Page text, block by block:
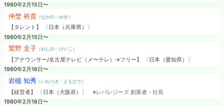
1980年2月15日〜
仲埜 裕貴（なかの・ゆき）
【タレント】 〔日本（兵庫県）〕
1980年2月15日〜
鷲野 圭子（わしの・けいこ）
【アナウンサー/名古屋テレビ（メ〜テレ）→フリー】 〔日本（愛知県）〕
1980年2月16日〜
岩槻 知秀 （いわつき・ともひで）
【経営者】 〔日本（大阪府）〕 ※レバレジーズ 創業者・社長
1980年2月16日〜